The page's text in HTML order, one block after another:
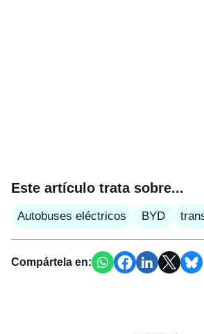
Este artículo trata sobre...
Autobuses eléctricos BYD
Compártela en: